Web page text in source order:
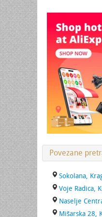
Povezane
Sokolana,
Voje Radica,
Naselje
Mišarska 28,